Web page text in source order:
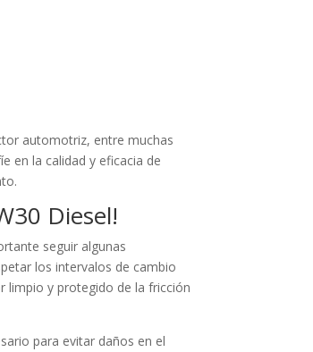
automotriz, entre muchas
en la calidad y eficacia de
Diesel!
seguir algunas
los intervalos de cambio
limpio y protegido de la fricción
para evitar daños en el